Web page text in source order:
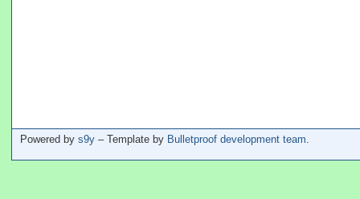
Powered by s9y – Template by Bulletproof development team.